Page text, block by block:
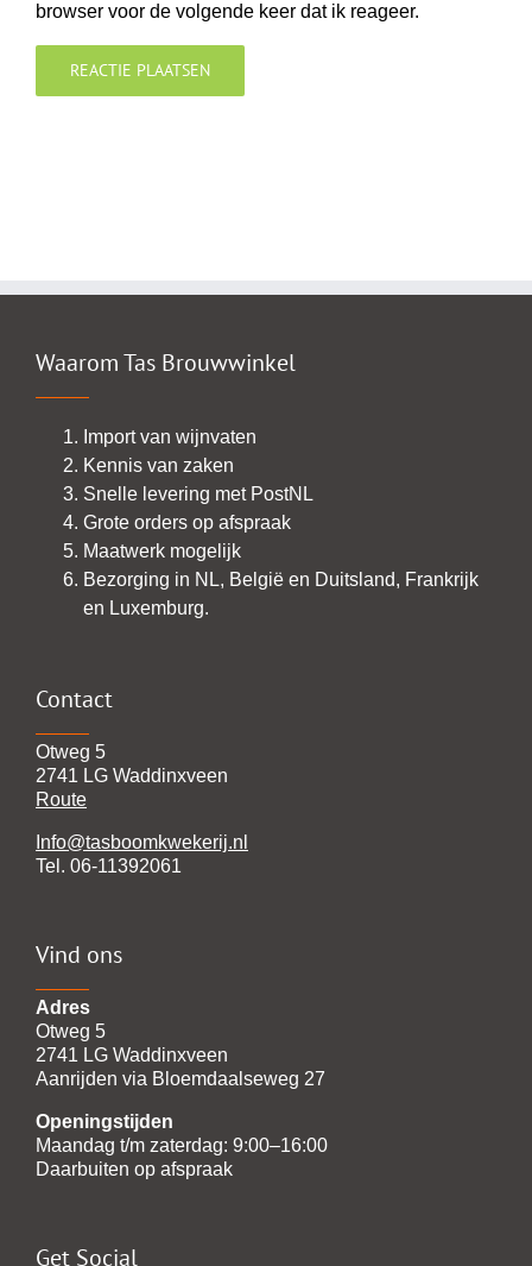
browser voor de volgende keer dat ik reageer.
Waarom Tas Brouwwinkel
Import van wijnvaten
Kennis van zaken
Snelle levering met PostNL
Grote orders op afspraak
Maatwerk mogelijk
Bezorging in NL, België en Duitsland, Frankrijk
en Luxemburg.
Contact
Otweg 5
2741 LG Waddinxveen
Route
Info@tasboomkwekerij.nl
Tel. 06-11392061
Vind ons
Adres
Otweg 5
2741 LG Waddinxveen
Aanrijden via Bloemdaalseweg 27
Openingstijden
Maandag t/m zaterdag: 9:00–16:00
Daarbuiten op afspraak
Get Social